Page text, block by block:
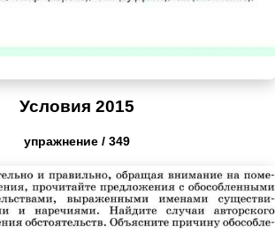
Условия 2015
упражнение / 349